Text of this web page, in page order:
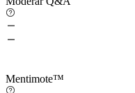
Mentimote™